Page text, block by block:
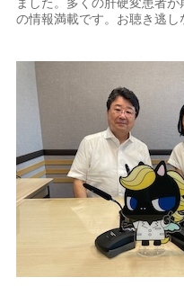
の情報満載です。お聴き逃し